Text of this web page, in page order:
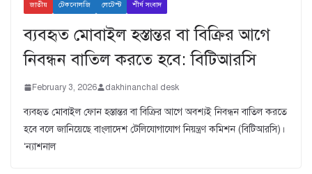
জাতীয় টেকনোলজি লেটেস্ট শীর্ষ সংবাদ
ব্যবহৃত মোবাইল হস্তান্তর বা বিক্রির আগে
নিবন্ধন বাতিল করতে হবে: বিটিআরসি
February 3, 2026 dakhinanchal desk
ব্যবহৃত মোবাইল ফোন হস্তান্তর বা বিক্রির আগে অবশ্যই নিবন্ধন বাতিল করতে
হবে বলে জানিয়েছে বাংলাদেশ টেলিযোগাযোগ নিয়ন্ত্রণ কমিশন (বিটিআরসি)।
‘ন্যাশনাল